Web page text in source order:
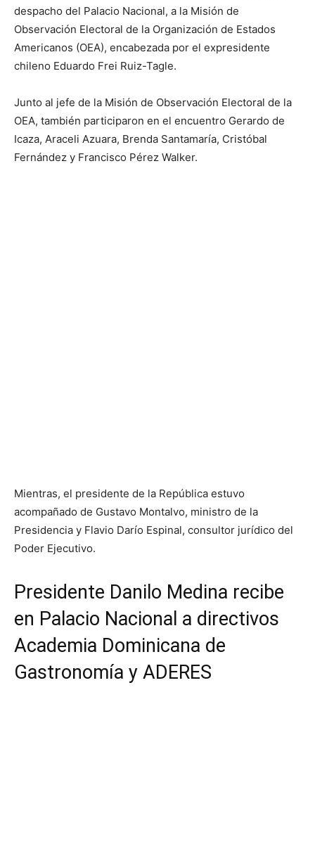
despacho del Palacio Nacional, a la Misión de
Observación Electoral de la Organización de Estados
Americanos (OEA), encabezada por el expresidente
chileno Eduardo Frei Ruiz-Tagle.
Junto al jefe de la Misión de Observación Electoral de la
OEA, también participaron en el encuentro Gerardo de
Icaza, Araceli Azuara, Brenda Santamaría, Cristóbal
Fernández y Francisco Pérez Walker.
Mientras, el presidente de la República estuvo
acompañado de Gustavo Montalvo, ministro de la
Presidencia y Flavio Darío Espinal, consultor jurídico del
Poder Ejecutivo.
Presidente Danilo Medina recibe
en Palacio Nacional a directivos
Academia Dominicana de
Gastronomía y ADERES